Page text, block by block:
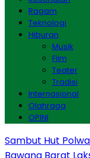
Ragam
Teknologi
Hiburan
Musik
Film
Teater
Tradisi
Internasional
Olahraga
OPINI
Sambut Hut